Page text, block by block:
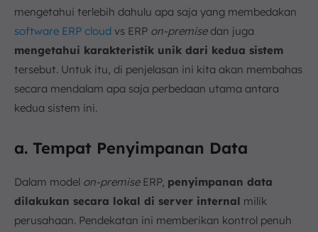
mengetahui terlebih dahulu apa saja yang membedakan
software ERP cloud vs ERP on-premisedan juga
mengetahui karakteristik unik dari kedua sistem
tersebut. Untuk itu, di penjelasan ini kita akan membahas
secara mendalam apa saja perbedaan utama antara
kedua sistem ini.
a. Tempat Penyimpanan Data
Dalam model on-premiseERP, penyimpanan data
dilakukan secara lokal di server internal milik
perusahaan. Pendekatan ini memberikan kontrol penuh